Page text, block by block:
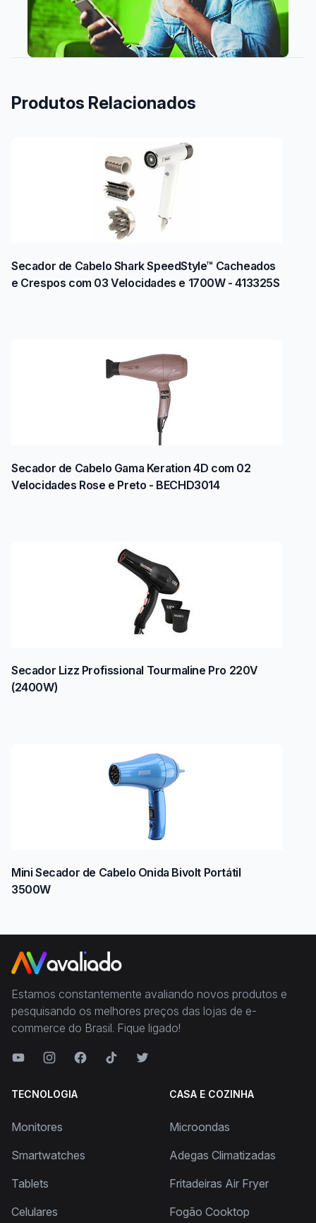
Produtos Relacionados
Secador de Cabelo Shark SpeedStyle™ Cacheados
e Crespos com 03 Velocidades e 1700W - 413325S
Secador de Cabelo Gama Keration 4D com 02
Velocidades Rose e Preto - BECHD3014
Secador Lizz Profissional Tourmaline Pro 220V
(2400W)
Mini Secador de Cabelo Onida Bivolt Portátil
3500W
Estamos constantemente avaliando novos produtos e
pesquisando os melhores preços das lojas de e-
commerce do Brasil. Fique ligado!
TECNOLOGIA
Monitores
Smartwatches
Tablets
Celulares
CASA E COZINHA
Microondas
Adegas Climatizadas
Fritadeiras Air Fryer
Fogão Cooktop